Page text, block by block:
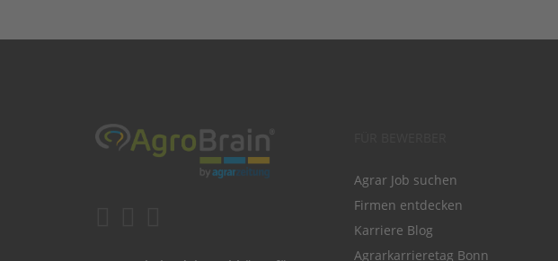
Agrar Job suchen
Firmen entdecken
Karriere Blog
Agrarkarrieretag Bonn